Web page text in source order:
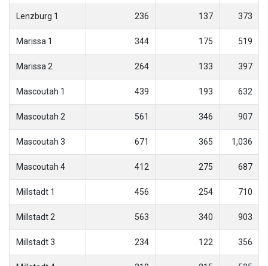
Lenzburg 1 236 137 373
Marissa 1 344 175 519
Marissa 2 264 133 397
Mascoutah 1 439 193 632
Mascoutah 2 561 346 907
Mascoutah 3 671 365 1,036
Mascoutah 4 412 275 687
Millstadt 1 456 254 710
Millstadt 2 563 340 903
Millstadt 3 234 122 356